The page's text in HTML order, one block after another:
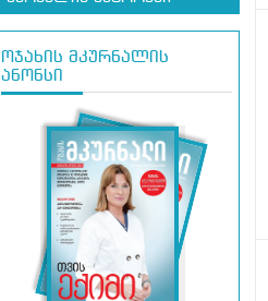
ოჯახის მკურნალის
ანონსი